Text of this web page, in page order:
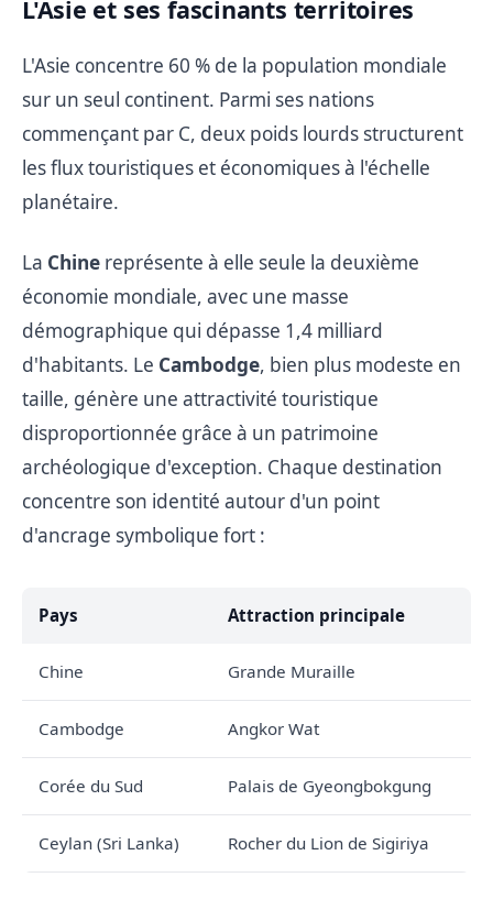
L'Asie et ses fascinants territoires
L'Asie concentre 60 % de la population mondiale
sur un seul continent. Parmi ses nations
commençant par C, deux poids lourds structurent
les flux touristiques et économiques à l'échelle
planétaire.
La Chine représente à elle seule la deuxième
économie mondiale, avec une masse
démographique qui dépasse 1,4 milliard
d'habitants. Le Cambodge, bien plus modeste en
taille, génère une attractivité touristique
disproportionnée grâce à un patrimoine
archéologique d'exception. Chaque destination
concentre son identité autour d'un point
d'ancrage symbolique fort :
Pays Attraction principale
Chine Grande Muraille
Cambodge Angkor Wat
Corée du Sud Palais de Gyeongbokgung
Ceylan (Sri Lanka) Rocher du Lion de Sigiriya